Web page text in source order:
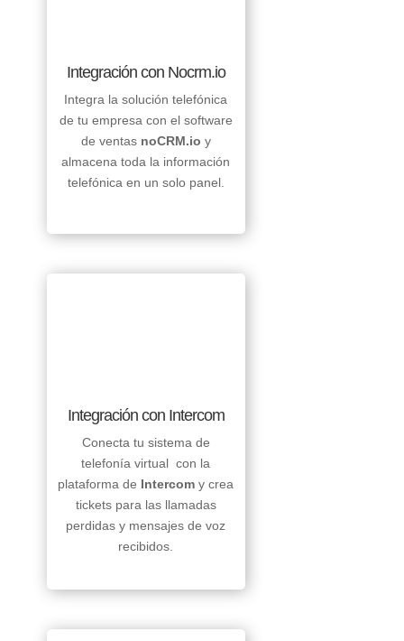
Integración con Nocrm.io
Integra la solución telefónica
de tu empresa con el software
de ventas noCRM.io y
almacena toda la información
telefónica en un solo panel.
Integración con Intercom
Conecta tu sistema de
telefonía virtual con la
plataforma de Intercom y crea
tickets para las llamadas
perdidas y mensajes de voz
recibidos.